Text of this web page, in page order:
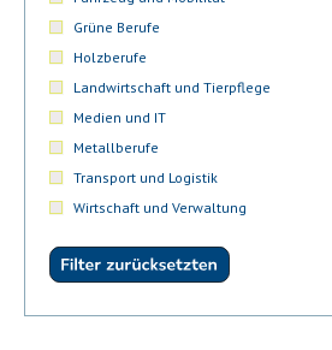
Grüne Berufe
Holzberufe
Landwirtschaft und Tierpflege
Medien und IT
Metallberufe
Transport und Logistik
Wirtschaft und Verwaltung